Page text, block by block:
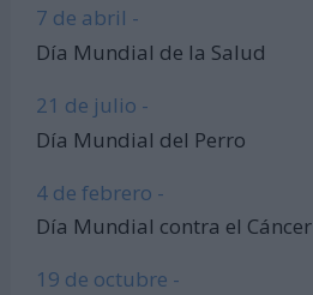
7 de abril -
Día Mundial de la Salud
21 de julio -
Día Mundial del Perro
4 de febrero -
Día Mundial contra el Cáncer
19 de octubre -